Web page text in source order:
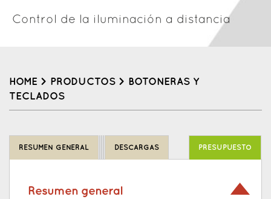
Control de la iluminación a distancia
HOME > PRODUCTOS >
BOTONERAS Y
TECLADOS
top
RESUMEN GENERAL DESCARGAS PRESUPUESTO
Resumen general